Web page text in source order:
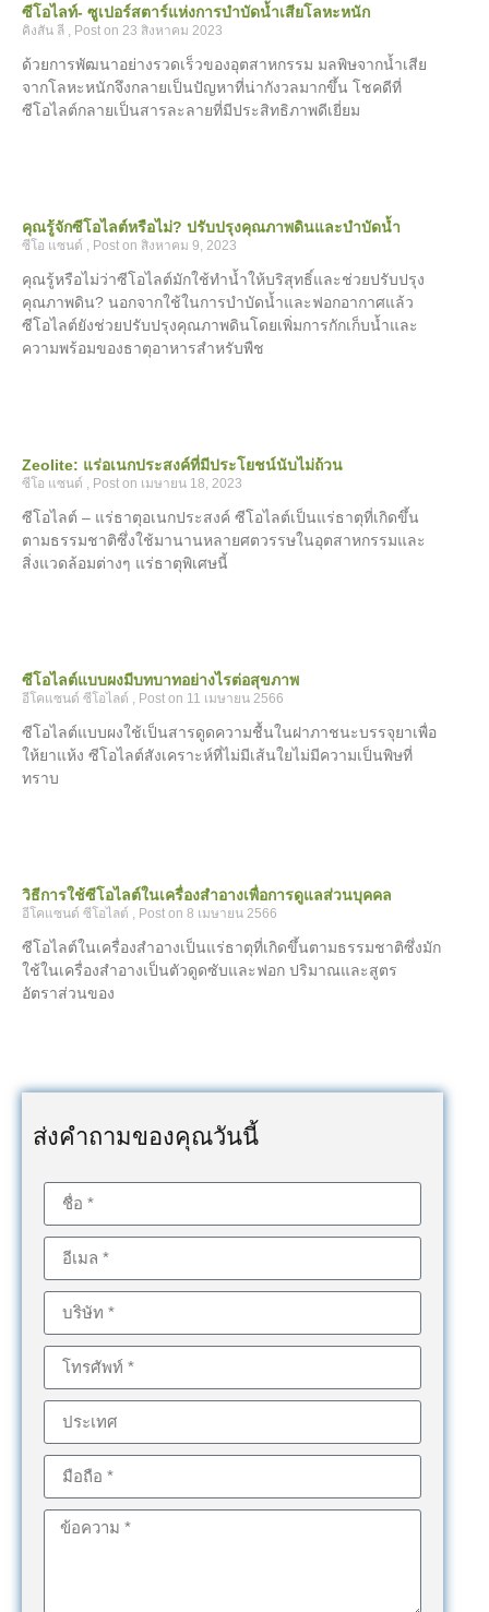
ซีโอไลท์- ซูเปอร์สตาร์แห่งการบำบัดน้ำเสียโลหะหนัก
คิงสัน ลี 23 สิงหาคม 2023
ด้วยการพัฒนาอย่างรวดเร็วของอุตสาหกรรม มลพิษจากน้ำเสีย
จากโลหะหนักจึงกลายเป็นปัญหาที่น่ากังวลมากขึ้น โชคดีที่
ซีโอไลต์กลายเป็นสารละลายที่มีประสิทธิภาพดีเยี่ยม
คุณรู้จักซีโอไลต์หรือไม่? ปรับปรุงคุณภาพดินและบำบัดน้ำ
ซีโอ แซนด์ สิงหาคม 9, 2023
คุณรู้หรือไม่ว่าซีโอไลต์มักใช้ทำน้ำให้บริสุทธิ์และช่วยปรับปรุง
คุณภาพดิน? นอกจากใช้ในการบำบัดน้ำและฟอกอากาศแล้ว
ซีโอไลต์ยังช่วยปรับปรุงคุณภาพดินโดยเพิ่มการกักเก็บน้ำและ
ความพร้อมของธาตุอาหารสำหรับพืช
Zeolite: แร่อเนกประสงค์ที่มีประโยชน์นับไม่ถ้วน
ซีโอ แซนด์ เมษายน 18, 2023
ซีโอไลต์ – แร่ธาตุอเนกประสงค์ ซีโอไลต์เป็นแร่ธาตุที่เกิดขึ้น
ตามธรรมชาติซึ่งใช้มานานหลายศตวรรษในอุตสาหกรรมและ
สิ่งแวดล้อมต่างๆ แร่ธาตุพิเศษนี้
ซีโอไลต์แบบผงมีบทบาทอย่างไรต่อสุขภาพ
อีโคแซนด์ ซีโอไลต์ 11 เมษายน 2566
ซีโอไลต์แบบผงใช้เป็นสารดูดความชื้นในฝาภาชนะบรรจุยาเพื่อ
ให้ยาแห้ง ซีโอไลต์สังเคราะห์ที่ไม่มีเส้นใยไม่มีความเป็นพิษที่
ทราบ
วิธีการใช้ซีโอไลต์ในเครื่องสำอางเพื่อการดูแลส่วนบุคคล
อีโคแซนด์ ซีโอไลต์ 8 เมษายน 2566
ซีโอไลต์ในเครื่องสำอางเป็นแร่ธาตุที่เกิดขึ้นตามธรรมชาติซึ่งมัก
ใช้ในเครื่องสำอางเป็นตัวดูดซับและฟอก ปริมาณและสูตร
อัตราส่วนของ
ส่งคำถามของคุณวันนี้